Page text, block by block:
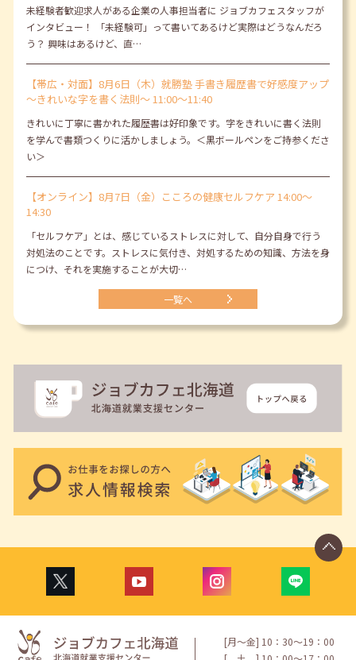
未経験者歓迎求人がある企業の人事担当者に ジョブカフェスタッフが
インタビュー！ 「未経験可」って書いてあるけど実際はどうなんだろ
う？ 興味はあるけど、直…
【帯広・対面】8月6日（木）就勝塾 手書き履歴書で好感度アップ
～きれいな字を書く法則～ 11:00～11:40
きれいに丁寧に書かれた履歴書は好印象です。字をきれいに書く法則
を学んで書類つくりに活かしましょう。＜黒ボールペンをご持参くださ
い＞
【オンライン】8月7日（金）こころの健康セルフケア 14:00～
14:30
「セルフケア」とは、感じているストレスに対して、自分自身で行う
対処法のことです。ストレスに気付き、対処するための知識、方法を身
につけ、それを実施することが大切…
一覧へ
[月〜金] 10：30〜19：00